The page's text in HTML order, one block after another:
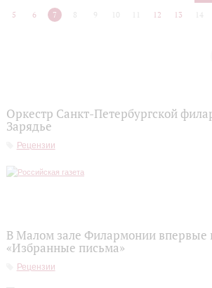
5 6 7 8 9 10 12 13 14
Оркестр Санкт‑Петербургской
Зарядье
Рецензии
В Малом зале Филармонии впервые
«Избранные письма»
Рецензии